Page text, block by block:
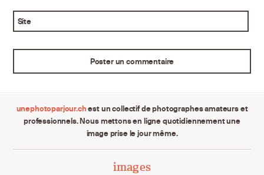
Site
unephotoparjour.chest un collectif de photographes amateurs et
professionnels. Nous mettons en ligne quotidiennement une
image prise le jour même.
images